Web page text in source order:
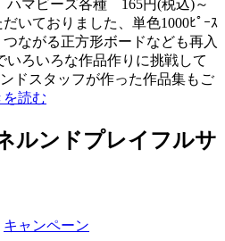
ハマビーズ各種 165円(税込)～
いておりました、単色1000ﾋﾟｰｽ
ながる正方形ボードなども再入
いろいろな作品作りに挑戦して
ドスタッフが作った作品集もご
を読む
ルンドプレイフルサ
キャンペーン